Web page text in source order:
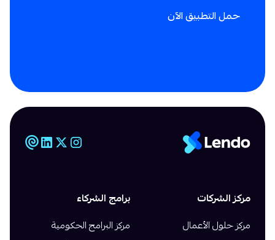
حمل التطبيق الآن
مركز الشركات
مركز حلول الأعمال
برامج الشركاء
مركز البرامج الحكومية